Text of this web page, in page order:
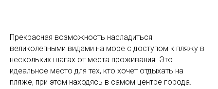
Прекрасная возможность насладиться
великолепными видами на море с доступом к пляжу в
нескольких шагах от места проживания. Это
идеальное место для тех, кто хочет отдыхать на
пляже, при этом находясь в самом центре города.